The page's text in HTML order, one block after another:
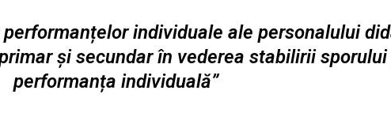
individuale ale personalului
și secundar în vederea stabilirii
performanța individuală”